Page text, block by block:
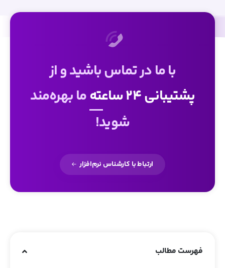
با ما در تماس باشید و از
پشتیبانی 24 ساعته
ما بهره‌مند
شوید!
ارتباط با کارشناس نرم‌افزار
فهرست مطالب